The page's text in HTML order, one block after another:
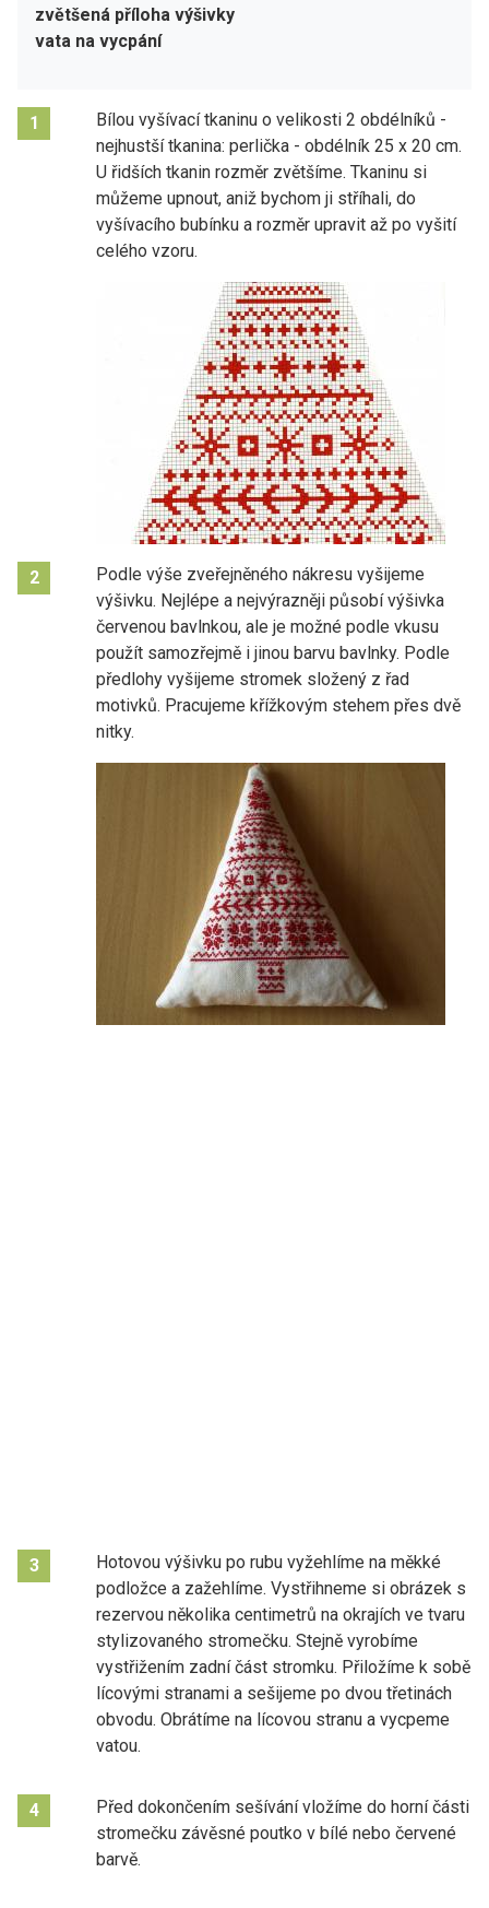
zvětšená příloha výšivky
vata na vycpání
1
Bílou vyšívací tkaninu o velikosti 2 obdélníků -
nejhustší tkanina: perlička - obdélník 25 x 20 cm.
U řidších tkanin rozměr zvětšíme. Tkaninu si
můžeme upnout, aniž bychom ji stříhali, do
vyšívacího bubínku a rozměr upravit až po vyšití
celého vzoru.
2
Podle výše zveřejněného nákresu vyšijeme
výšivku. Nejlépe a nejvýrazněji působí výšivka
červenou bavlnkou, ale je možné podle vkusu
použít samozřejmě i jinou barvu bavlnky. Podle
předlohy vyšijeme stromek složený z řad
motivků. Pracujeme křížkovým stehem přes dvě
nitky.
3
Hotovou výšivku po rubu vyžehlíme na měkké
podložce a zažehlíme. Vystřihneme si obrázek s
rezervou několika centimetrů na okrajích ve tvaru
stylizovaného stromečku. Stejně vyrobíme
vystřižením zadní část stromku. Přiložíme k sobě
lícovými stranami a sešijeme po dvou třetinách
obvodu. Obrátíme na lícovou stranu a vycpeme
vatou.
4
Před dokončením sešívání vložíme do horní části
stromečku závěsné poutko v bílé nebo červené
barvě.